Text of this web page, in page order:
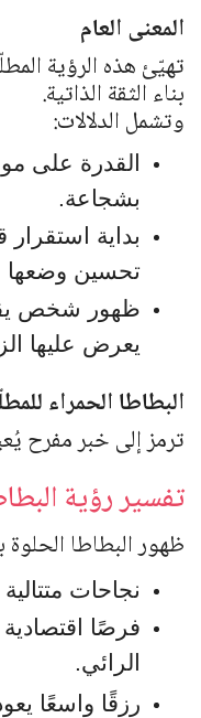
المعنى العام
تهيّئ هذه الرؤية
بناء الثقة الذاتية.
وتشمل الدلالات:
القدرة على
بشجاعة.
بداية
تحسين وضعها
ظهور شخص
يعرض عليها
البطاطا الحمراء
ترمز إلى خبر مفرح
تفسير رؤية
ظهور البطاطا
نجاحات
فرصًا
الرائي.
رزقًا واسعًا